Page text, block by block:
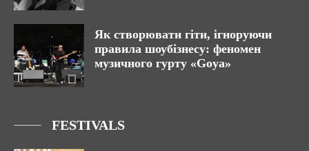
Як створювати гіти, ігноруючи
правила шоубізнесу: феномен
музичного гурту «Goya»
FESTIVALS